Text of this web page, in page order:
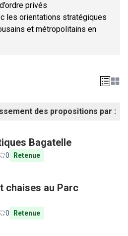
privés
les orientations stratégiques
et métropolitains en
des propositions par :
Bagatelle
0 Retenue
chaises au Parc
0 Retenue